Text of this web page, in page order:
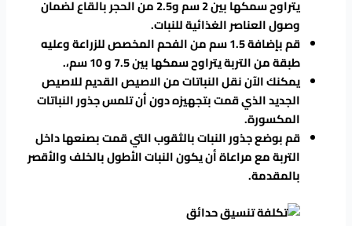
يتراوح سمكها بين 2 سم و2.5 من الحجر بالقاع لضمان
وصول العناصر الغذائية للنبات.
قم بإضافة 1.5 سم من الفحم المخصص للزراعة وعليه
طبقة من التربة يتراوح سمكها بين 7.5 و 10 سم،.
يمكنك الآن نقل النباتات من الاصيص القديم للاصيص
الجديد الذي قمت بتجهيزه دون أن تلمس جذور النباتات
المكسورة.
قم بوضع جذور النبات بالثقوب التي قمت بصنعها داخل
التربة مع مراعاة أن يكون النبات الأطول بالخلف والأقصر
بالمقدمة.